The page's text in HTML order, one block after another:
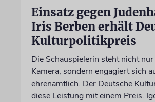
Einsatz gegen
Iris Berben erhält
Kulturpolitikpreis
Die Schauspielerin steht nicht
Kamera, sondern engagiert sich
ehrenamtlich. Der Deutsche
diese Leistung mit einem Preis.